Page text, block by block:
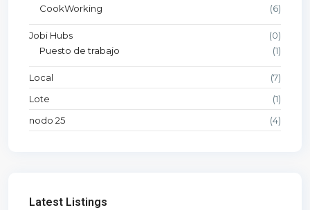
CookWorking
(6)
Jobi Hubs
(0)
Puesto de trabajo
(1)
Local
(7)
Lote
(1)
nodo 25
(4)
Latest Listings